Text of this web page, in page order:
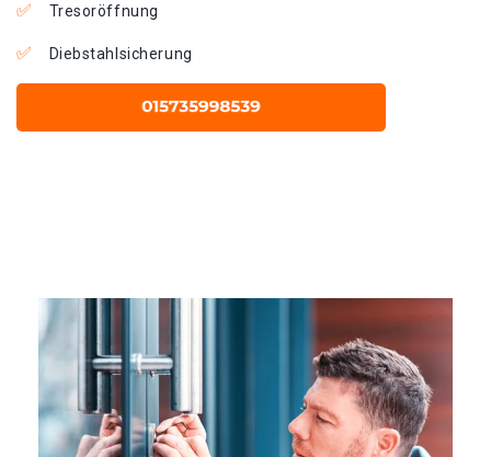
Tresoröffnung
Diebstahlsicherung